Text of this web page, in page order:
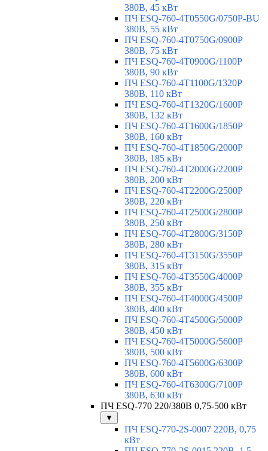
380В, 45 кВт
ПЧ ESQ-760-4T0550G/0750P-BU
380В, 55 кВт
ПЧ ESQ-760-4T0750G/0900P
380В, 75 кВт
ПЧ ESQ-760-4T0900G/1100P
380В, 90 кВт
ПЧ ESQ-760-4T1100G/1320P
380В, 110 кВт
ПЧ ESQ-760-4T1320G/1600P
380В, 132 кВт
ПЧ ESQ-760-4T1600G/1850P
380В, 160 кВт
ПЧ ESQ-760-4T1850G/2000P
380В, 185 кВт
ПЧ ESQ-760-4T2000G/2200P
380В, 200 кВт
ПЧ ESQ-760-4T2200G/2500P
380В, 220 кВт
ПЧ ESQ-760-4T2500G/2800P
380В, 250 кВт
ПЧ ESQ-760-4T2800G/3150P
380В, 280 кВт
ПЧ ESQ-760-4T3150G/3550P
380В, 315 кВт
ПЧ ESQ-760-4T3550G/4000P
380В, 355 кВт
ПЧ ESQ-760-4T4000G/4500P
380В, 400 кВт
ПЧ ESQ-760-4T4500G/5000P
380В, 450 кВт
ПЧ ESQ-760-4T5000G/5600P
380В, 500 кВт
ПЧ ESQ-760-4T5600G/6300P
380В, 600 кВт
ПЧ ESQ-760-4T6300G/7100P
380В, 630 кВт
ПЧ ESQ-770 220/380В 0,75-500 кВт
▼
ПЧ ESQ-770-2S-0007 220В, 0,75
кВт